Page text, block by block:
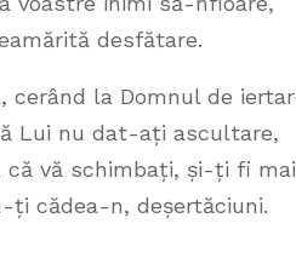
desfătare.
la Domnul de
Lui nu dat-ați ascultare,
că vă schimbați, și-ți fi
ți cădea-n, deșertăciuni.